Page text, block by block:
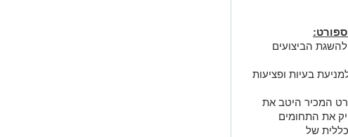
הביצועים
בעיות ופציעות
המכיר היטב את
את התחומים
של